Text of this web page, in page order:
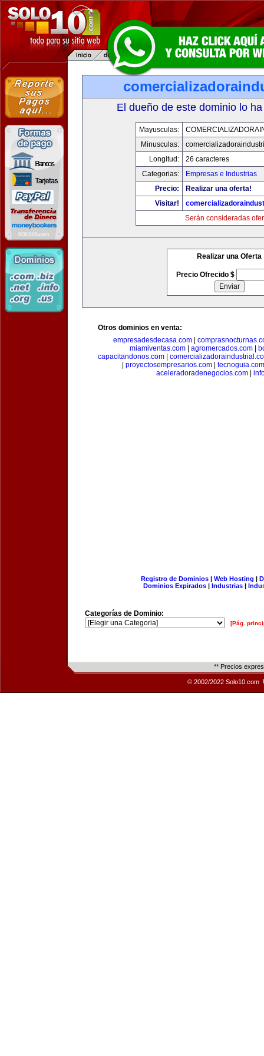
El dueño de este dominio lo
Mayusculas:
Minusculas:
Longitud:
26 caracteres
Categorias:
Empresas e Industrias
Precio:
Realizar una oferta!
Visitar!
Serán consideradas
Realizar una Oferta
Precio Ofrecido $
Otros dominios en venta:
empresadesdecasa.com|
miamiventas.com
agromercados.com
capacitandonos.com
proyectosempresarios.com
tecnoguia.com
aceleradoradenegocios.com
Registro de Dominios| Web Hosting |
Dominios Expirados | Industrias |
Categorías de Dominio:
[Pág.
** Precios
© 2002/2022 Solo10.com